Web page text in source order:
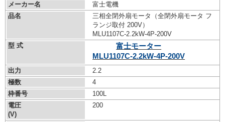
メーカー名
富士電機
品名
三相全閉外扇モータ（全閉外扇モータ フ
ランジ取付 200V）
MLU1107C-2.2kW-4P-200V
型 式
富士モーター
MLU1107C-2.2kW-4P-200V
出力
2.2
極数
4
枠番号
100L
電圧
(V)
200